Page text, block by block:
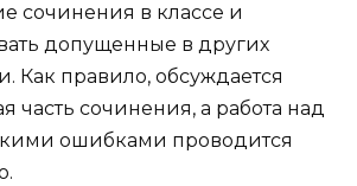
сочинения в классе и
допущенные в других
Как правило, обсуждается
часть сочинения, а работа над
ошибками проводится